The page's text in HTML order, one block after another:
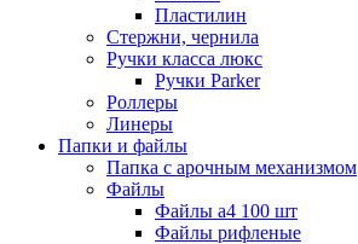
Пластилин
Стержни, чернила
Ручки класса люкс
Ручки Parker
Роллеры
Линеры
Папки и файлы
Папка с арочным механизмом
Файлы
Файлы а4 100 шт
Файлы рифленые